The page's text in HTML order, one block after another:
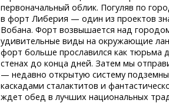
первоначальный облик. Погуляв по
в форт Либерия — один из проектов
Вобана. Форт возвышается над
удивительные виды на окружающие
форт больше прославился как тюрьма
стенах до конца дней. Затем мы
— недавно открытую систему
каскадами сталактитов и
ждет обед в лучших национальных